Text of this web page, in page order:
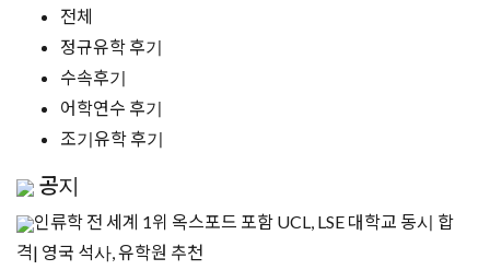
전체
정규유학 후기
수속후기
어학연수 후기
조기유학 후기
공지
인류학 전 세계 1위 옥스포드 포함 UCL, LSE 대학교 동시 합
격| 영국 석사, 유학원 추천